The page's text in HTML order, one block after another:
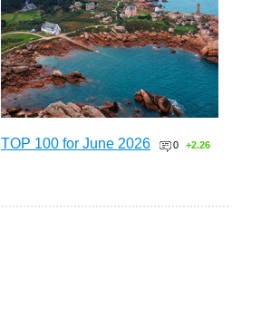
TOP 100 for June 2026 0 +2.26